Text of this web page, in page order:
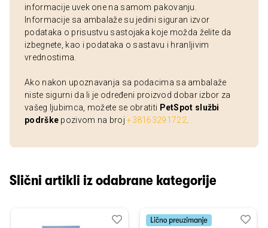
informacije uvek one na samom pakovanju.
Informacije sa ambalaže su jedini siguran izvor
podataka o prisustvu sastojaka koje možda želite da
izbegnete, kao i podataka o sastavu i hranljivim
vrednostima.
Ako nakon upoznavanja sa podacima sa ambalaže
niste sigurni da li je određeni proizvod dobar izbor za
vašeg ljubimca, možete se obratiti PetSpot službi
podrške pozivom na broj+38163291722
Slični artikli iz odabrane kategorije
Dodaj
Uporedi